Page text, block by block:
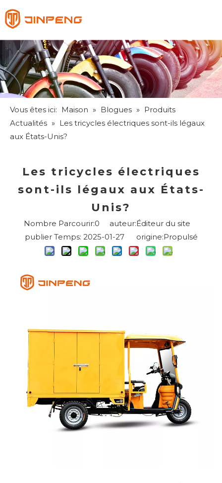
Pусский
Español
Vous êtes ici: Maison » Blogues » Produits
Actualités » Les tricycles électriques sont-ils légaux
aux États-Unis?
Les tricycles électriques
sont-ils légaux aux États-
Unis?
Nombre Parcourir:0 auteur:Éditeur du site
publier Temps: 2025-01-27 origine:Propulsé